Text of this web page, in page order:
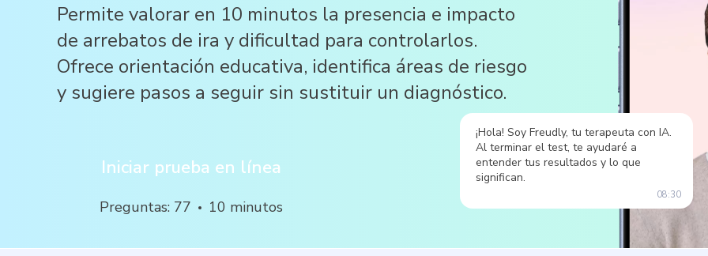
Permite valorar en 10 minutos la presencia e impacto
de arrebatos de ira y dificultad para controlarlos.
Ofrece orientación educativa, identifica áreas de riesgo
y sugiere pasos a seguir sin sustituir un diagnóstico.
Iniciar prueba en línea
Preguntas: 77 10 minutos
¡Hola! Soy Freudly, tu terapeuta con IA.
Al terminar el test, te ayudaré a
entender tus resultados y lo que
significan.
08:30